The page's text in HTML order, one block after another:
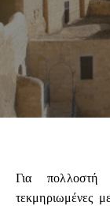
Για πολλοστή
τεκμηριωμένες